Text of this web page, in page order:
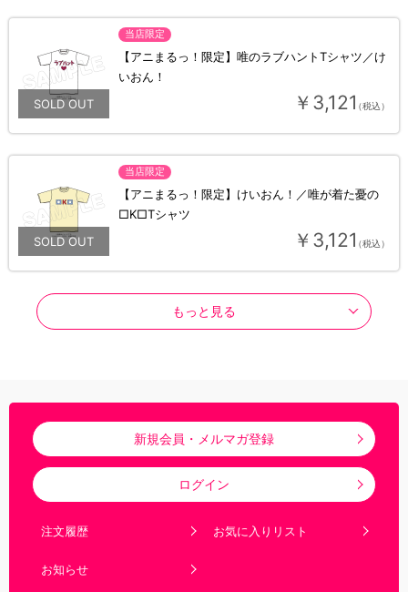
当店限定
【アニまるっ！限定】唯のラブハントTシャツ／け
いおん！
￥3,121 （税込）
当店限定
【アニまるっ！限定】けいおん！／唯が着た憂の
□K□Tシャツ
￥3,121 （税込）
もっと見る
新規会員・メルマガ登録
ログイン
注文履歴 お気に入りリスト
お知らせ